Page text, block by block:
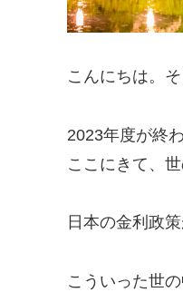
こんにちは。
2023年度が終
ここにきて、
日本の金利政
こういった世